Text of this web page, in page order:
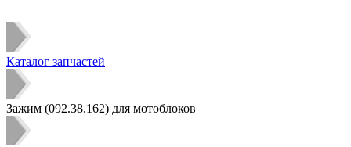
Каталог запчастей
Зажим (092.38.162) для мотоблоков